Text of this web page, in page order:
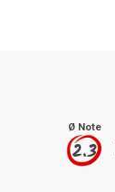
Ø Note
2.3